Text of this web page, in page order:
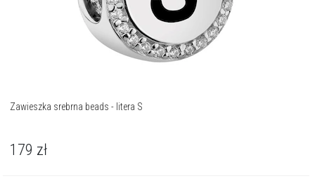
Zawieszka srebrna beads - litera S
179 zł